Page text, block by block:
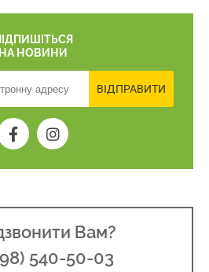
НА НОВИНИ
ВІДПРАВИТИ
Вам?
540-50-03